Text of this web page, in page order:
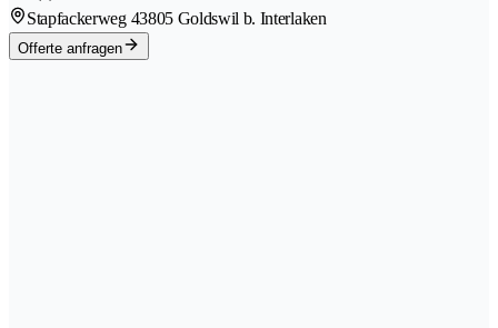
Stapfackerweg 43805 Goldswil b. Interlaken
Offerte anfragen